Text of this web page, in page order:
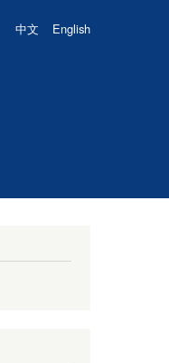
中文 English